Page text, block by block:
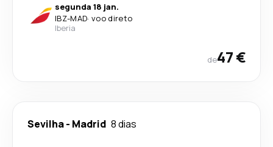
segunda 18 jan.
IBZ-MAD· voo direto
Iberia
de47 €
Sevilha- Madrid 8 dias